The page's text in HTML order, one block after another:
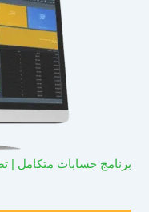
برنامج حسابات متكامل |